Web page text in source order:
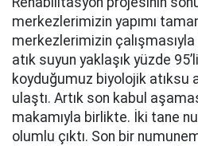
merkezlerimizin yapımı
merkezlerimizin
atık suyun yaklaşık yüzde
koyduğumuz biyolojik atıksu
ulaştı. Artık son kabul
makamıyla birlikte. İki tane
olumlu çıktı. Son bir